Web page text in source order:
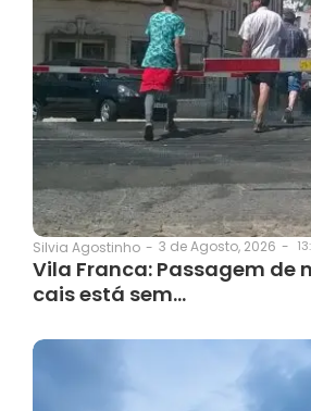
Silvia Agostinho - 3 de Agosto, 2026 -
Vila Franca: Passagem de
cais está sem…